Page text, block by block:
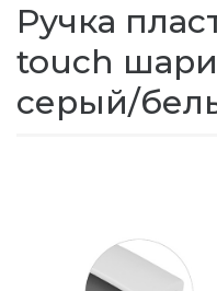
Ручка
touch
серый/